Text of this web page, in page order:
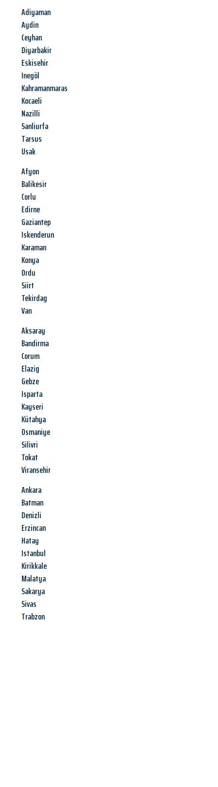
Adiyaman
Aydin
Ceyhan
Diyarbakir
Eskisehir
Inegöl
Kahramanmaras
Kocaeli
Nazilli
Sanliurfa
Tarsus
Usak
Afyon
Balikesir
Corlu
Edirne
Gaziantep
Iskenderun
Karaman
Konya
Ordu
Siirt
Tekirdag
Van
Aksaray
Bandirma
Corum
Elazig
Gebze
Isparta
Kayseri
Kütahya
Osmaniye
Silivri
Tokat
Viransehir
Ankara
Batman
Denizli
Erzincan
Hatay
Istanbul
Kirikkale
Malatya
Sakarya
Sivas
Trabzon